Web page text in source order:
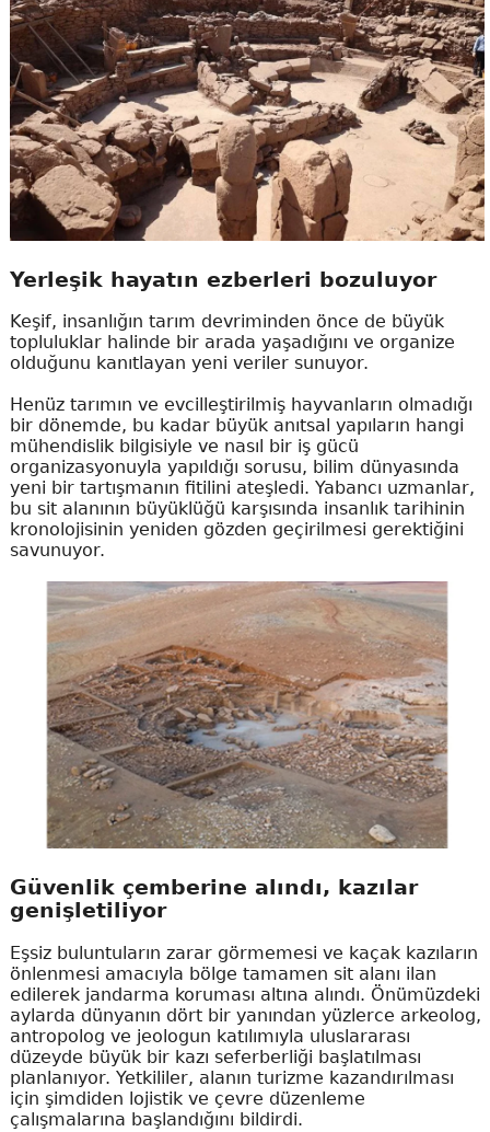
Yerleşik hayatın ezberleri bozuluyor
Keşif, insanlığın tarım devriminden önce de büyük
topluluklar halinde bir arada yaşadığını ve organize
olduğunu kanıtlayan yeni veriler sunuyor.
Henüz tarımın ve evcilleştirilmiş hayvanların olmadığı
bir dönemde, bu kadar büyük anıtsal yapıların hangi
mühendislik bilgisiyle ve nasıl bir iş gücü
organizasyonuyla yapıldığı sorusu, bilim dünyasında
yeni bir tartışmanın fitilini ateşledi. Yabancı uzmanlar,
bu sit alanının büyüklüğü karşısında insanlık tarihinin
kronolojisinin yeniden gözden geçirilmesi gerektiğini
savunuyor.
Güvenlik çemberine alındı, kazılar
genişletiliyor
Eşsiz buluntuların zarar görmemesi ve kaçak kazıların
önlenmesi amacıyla bölge tamamen sit alanı ilan
edilerek jandarma koruması altına alındı. Önümüzdeki
aylarda dünyanın dört bir yanından yüzlerce arkeolog,
antropolog ve jeologun katılımıyla uluslararası
düzeyde büyük bir kazı seferberliği başlatılması
planlanıyor. Yetkililer, alanın turizme kazandırılması
için şimdiden lojistik ve çevre düzenleme
çalışmalarına başlandığını bildirdi.